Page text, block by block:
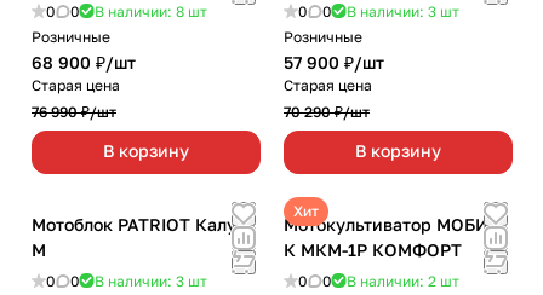
0 0 В наличии: 8 шт
Розничные
68 900 ₽/шт
Старая цена
76 990 ₽/шт
В корзину
0 0 В наличии: 3 шт
Розничные
57 900 ₽/шт
Старая цена
70 290 ₽/шт
В корзину
Мотоблок PATRIOT Калуга
М
0 0 В наличии: 3 шт
Хит
Мотокультиватор МОБИЛ
К МКМ-1P КОМФОРТ
0 0 В наличии: 2 шт